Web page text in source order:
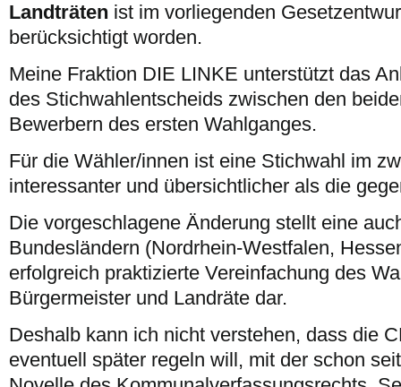
Landträten ist im vorliegenden
berücksichtigt worden.
Meine Fraktion DIE LINKE unterstützt das
des Stichwahlentscheids zwischen den
Bewerbern des ersten Wahlganges.
Für die Wähler/innen ist eine Stichwahl im
interessanter und übersichtlicher als die
Die vorgeschlagene Änderung stellt eine
Bundesländern (Nordrhein-Westfalen,
erfolgreich praktizierte Vereinfachung des
Bürgermeister und Landräte dar.
Deshalb kann ich nicht verstehen, dass die
eventuell später regeln will, mit der schon